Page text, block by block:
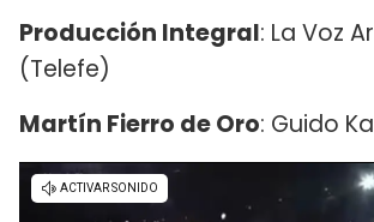
Producción Integral: La Voz
(Telefe)
Martín Fierro de Oro: Guido